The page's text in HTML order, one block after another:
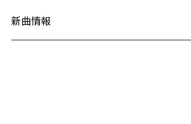
新曲情報